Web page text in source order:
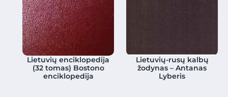
Lietuvių enciklopedija
(32 tomas) Bostono
enciklopedija
Lietuvių-rusų kalbų
žodynas – Antanas
Lyberis